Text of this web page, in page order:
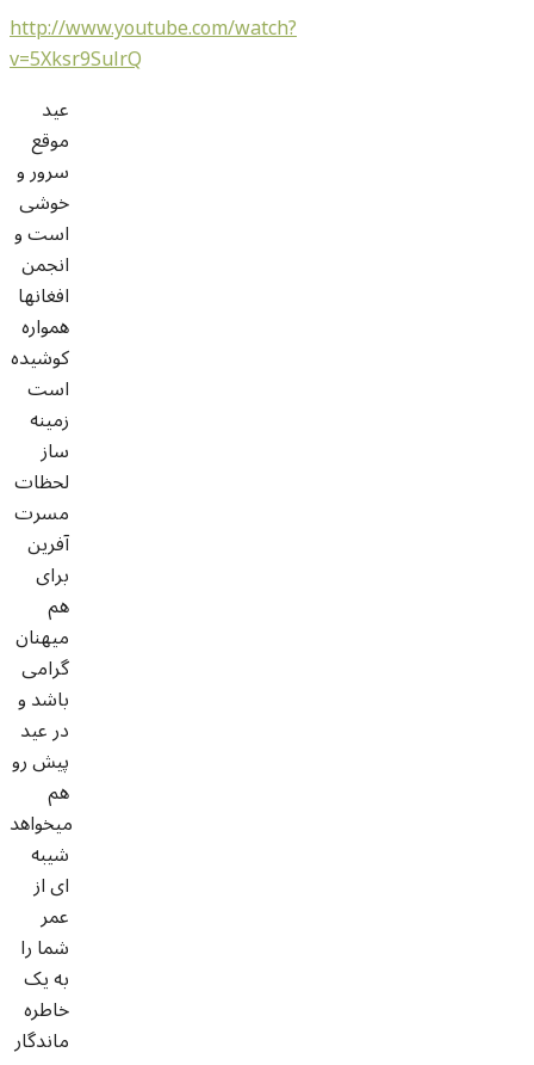
http://www.youtube.com/watch?
v=5Xksr9SulrQ
عید
موقع
سرور و
خوشی
است و
انجمن
افغانها
همواره
کوشیده
است
زمینه
ساز
لحظات
مسرت
آفرین
برای
هم
میهنان
گرامی
باشد و
در عید
پیش رو
هم
میخواهد
شیبه
ای از
عمر
شما را
به یک
خاطره
ماندگار